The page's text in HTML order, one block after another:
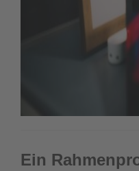
Ein